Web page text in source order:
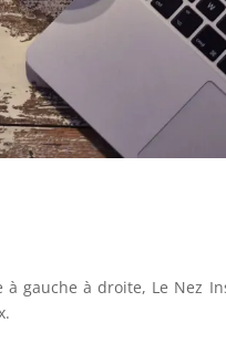
gauche à droite, Le Nez